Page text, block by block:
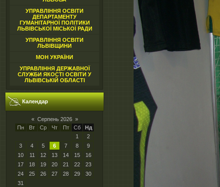
УПРАВЛІННЯ ОСВІТИ
ДЕПАРТАМЕНТУ
ГУМАНІТАРНОЇ ПОЛІТИКИ
ЛЬВІВСЬКОЇ МІСЬКОЇ РАДИ
УПРАВЛІННЯ ОСВІТИ
ЛЬВІВЩИНИ
МОН УКРАЇНИ
УПРАВЛІННЯ ДЕРЖАВНОЇ
СЛУЖБИ ЯКОСТІ ОСВІТИ У
ЛЬВІВСЬКІЙ ОБЛАСТІ
Календар
« Серпень 2026 »
Пн
Вт Ср Чт Пт Сб
Нд
1
2
3
4 5 6 7 8
9
10
11 12 13 14 15
16
17
18 19 20 21 22
23
24
25 26 27 28 29
30
31